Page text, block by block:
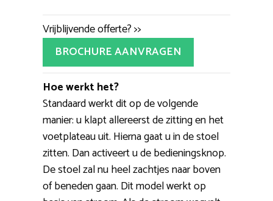
Vrijblijvende offerte? >>
BROCHURE AANVRAGEN
Hoe werkt het?
Standaard werkt dit op de volgende
manier: u klapt allereerst de zitting en het
voetplateau uit. Hierna gaat u in de stoel
zitten. Dan activeert u de bedieningsknop.
De stoel zal nu heel zachtjes naar boven
of beneden gaan. Dit model werkt op